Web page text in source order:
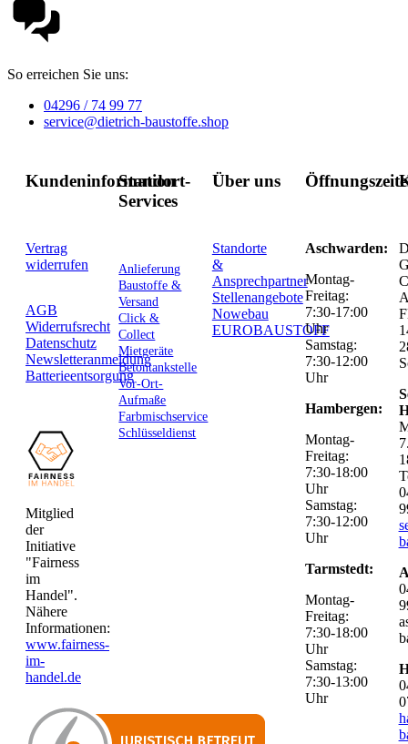
So erreichen Sie uns:
04296 / 74 99 77
service@dietrich-baustoffe.shop
Kundeninformation
Vertrag
widerrufen
AGB
Widerrufsrecht
Datenschutz
Newsletteranmeldung
Batterieentsorgung
Mitglied
der
Initiative
"Fairness
im
Handel".
Nähere
Informationen:
www.fairness-
im-
handel.de
Standort-
Services
Anlieferung
Baustoffe &
Versand
Click &
Collect
Mietgeräte
Betontankstelle
Vor-Ort-
Aufmaße
Farbmischservice
Schlüsseldienst
Über uns
Standorte
&
Ansprechpartner
Stellenangebote
Nowebau
EUROBAUSTOFF
Aschwarden:
Montag-
Freitag:
7:30-17:00
Uhr
Samstag:
7:30-12:00
Uhr
Hambergen:
Montag-
Freitag:
7:30-18:00
Uhr
Samstag:
7:30-12:00
Uhr
Tarmstedt:
Montag-
Freitag:
7:30-18:00
Uhr
Samstag:
7:30-13:00
Uhr